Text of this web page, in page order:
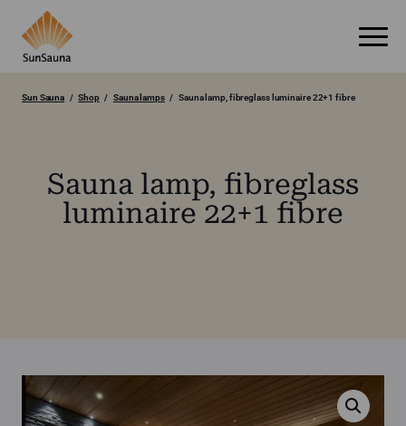
Sauna lamp, fibreglass
luminaire 22+1 fibre
Sun Sauna Shop Sauna lamps Sauna lamp, fibreglass luminaire 22+1 fibre